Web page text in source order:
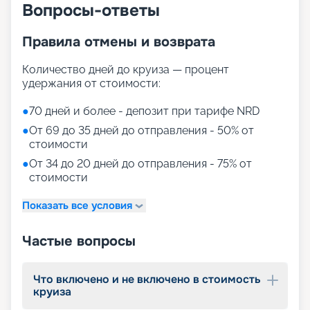
постарше.
Дополнительно
Каждый момент вашего путешествия будет
наполнен удивительными возможностями: от 24-
Fi, от уютных баров и салонов до захватывающих
кинопоказов в кинотеатре. Это судно предлагает
широкий спектр развлечений и услуг.
бассейны, поддерживайте форму в фитнес-зале,
попробуйте свои силы на скалодроме или на
вместе с «Круиз.онлайн»
Добро пожаловать в уникальное круизное
путешествие 2026 - 2027 гг. на борту лайнера
Вопросы-ответы
Правила отмены и возврата
Количество дней до круиза — процент
удержания от стоимости:
●70 дней и более - депозит при тарифе NRD
●От 69 до 35 дней до отправления - 50% от
стоимости
●От 34 до 20 дней до отправления - 75% от
стоимости
Показать все условия
Частые вопросы
Что включено и не включено в стоимость
круиза